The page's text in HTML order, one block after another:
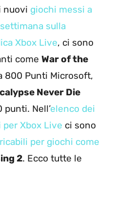
nuovi giochi messi a
sulla
Xbox Live, ci sono
come War of the
800 Punti Microsoft,
Never Die
punti. Nell’elenco dei
Xbox Live ci sono
per giochi come
2. Ecco tutte le